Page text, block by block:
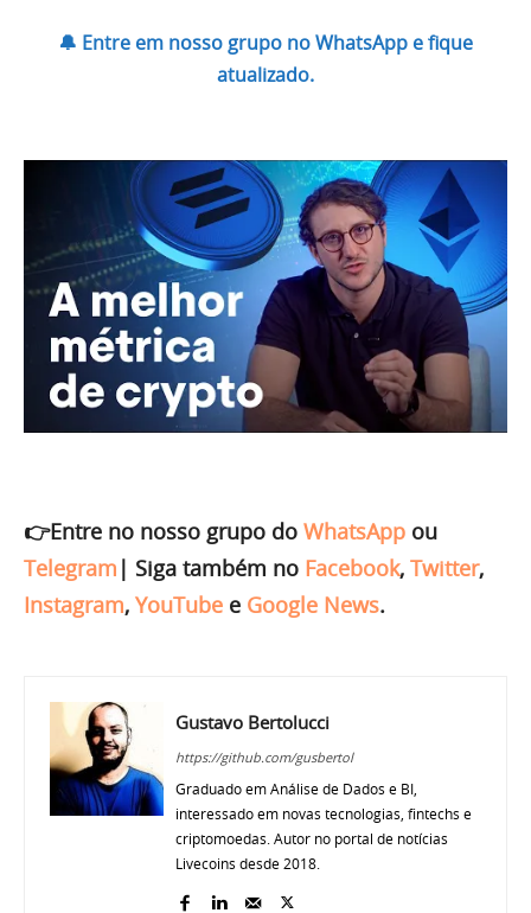
🔔 Entre em nosso grupo no WhatsApp e fique
atualizado.
👉Entre no nosso grupo do WhatsApp ou
Telegram | Siga também no Facebook, Twitter,
Instagram, YouTube e Google News.
Gustavo Bertolucci
https://github.com/gusbertol
Graduado em Análise de Dados e BI,
interessado em novas tecnologias, fintechs e
criptomoedas. Autor no portal de notícias
Livecoins desde 2018.